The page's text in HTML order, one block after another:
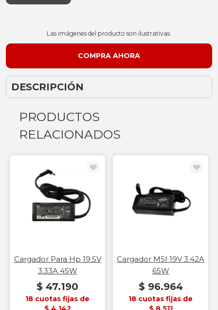
Las imágenes del producto son ilustrativas.
DESCRIPCIÓN
PRODUCTOS
RELACIONADOS
Cargador Para Hp 19.5V
3.33A 45W
$ 47.190
18 cuotas fijas de
Cargador MSI 19V 3.42A
65W
$ 96.964
18 cuotas fijas de